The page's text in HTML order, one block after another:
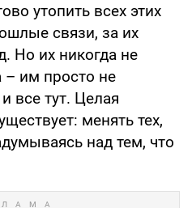
утопить всех этих
связи, за их
Но их никогда не
– им просто не
все тут. Целая
менять тех,
над тем, что